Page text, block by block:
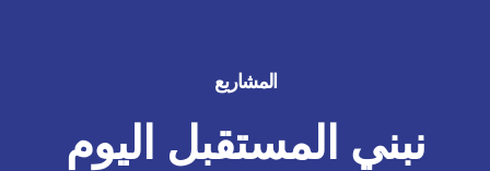
المشاريع
نبني المستقبل اليوم